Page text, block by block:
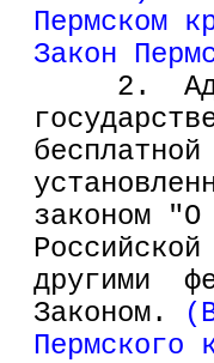
Пермском
Закон
2.
законом "О
другими
Законом.
Пермского